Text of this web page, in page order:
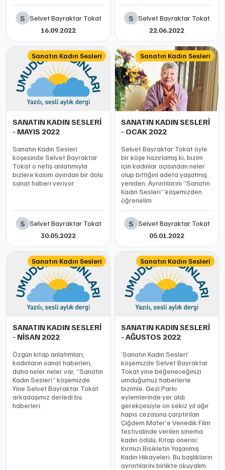
S Selvet Bayraktar Tokat
16.09.2022
S Selvet Bayraktar Tokat
22.06.2022
Sanatın Kadın Sesleri
SANATIN KADIN SESLERİ
- MAYIS 2022
Sanatın Kadın Sesleri
köşesinde Selvet Bayraktar
Tokat o nefis anlatımıyla
bizlere kasım ayından bir dolu
sanat haberi veriyor.
S Selvet Bayraktar Tokat
30.05.2022
Sanatın Kadın Sesleri
SANATIN KADIN SESLERİ
- OCAK 2022
Selvet Bayraktar Tokat öyle
bir köşe hazırlamış ki; bizim
için kadınlar açısından neler
olup bittiğini adeta yaşatmış
yeniden. Ayrıntılarını “Sanatın
Kadın Sesleri” köşemizden
öğrenelim.
S Selvet Bayraktar Tokat
05.01.2022
Sanatın Kadın Sesleri
SANATIN KADIN SESLERİ
- NİSAN 2022
Özgün kitap anlatımları,
kadınların sanat haberleri,
daha neler neler var, “Sanatın
Kadın Sesleri” köşemizde.
Yine Selvet Bayraktar Tokat
arkadaşımız derledi bu
haberleri.
Sanatın Kadın Sesleri
SANATIN KADIN SESLERİ
- AĞUSTOS 2022
’Sanatın Kadın Sesleri’
köşemizde Selvet Bayraktar
Tokat yine beğeneceğinizi
umduğumuz haberlerle
bizimle. Gezi Parkı
eylemlerinde yer aldı
gerekçesiyle on sekiz yıl ağır
hapis cezasına çarptırılan
Çiğdem Mater’e Venedik Film
festivalinde verilen sinema
kadın ödülü; Kitap önerisi:
Kırmızı Bisikletin Yaşanmış
Kadın Hikayeleri. Bu başlıkların
ayrıntılarını birlikte okuyalım.